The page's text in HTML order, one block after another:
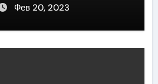
Фев 20, 2023